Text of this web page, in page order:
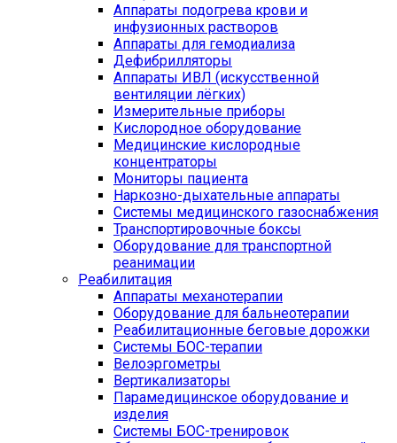
Аппараты подогрева крови и
инфузионных растворов
Аппараты для гемодиализа
Дефибрилляторы
Аппараты ИВЛ (искусственной
вентиляции лёгких)
Измерительные приборы
Кислородное оборудование
Медицинские кислородные
концентраторы
Мониторы пациента
Наркозно-дыхательные аппараты
Системы медицинского газоснабжения
Транспортировочные боксы
Оборудование для транспортной
реанимации
Реабилитация
Аппараты механотерапии
Оборудование для бальнеотерапии
Реабилитационные беговые дорожки
Системы БОС-терапии
Велоэргометры
Вертикализаторы
Парамедицинское оборудование и
изделия
Системы БОС-тренировок